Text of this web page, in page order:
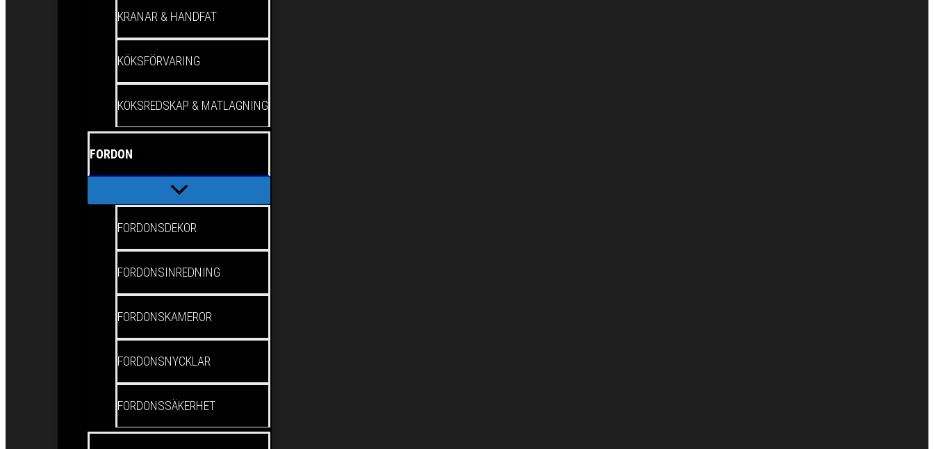
KRANAR & HANDFAT
KÖKSFÖRVARING
KÖKSREDSKAP & MATLAGNING
FORDON
FORDONSDEKOR
FORDONSINREDNING
FORDONSKAMEROR
FORDONSNYCKLAR
FORDONSSÄKERHET